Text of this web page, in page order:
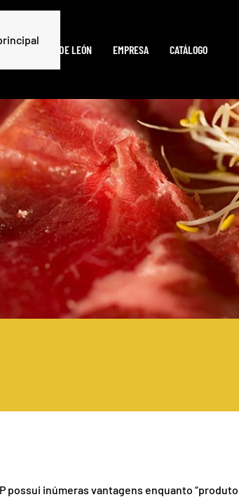
A CECINA DE LEÓN EMPRESA CATÁLOGO
possui inúmeras vantagens enquanto